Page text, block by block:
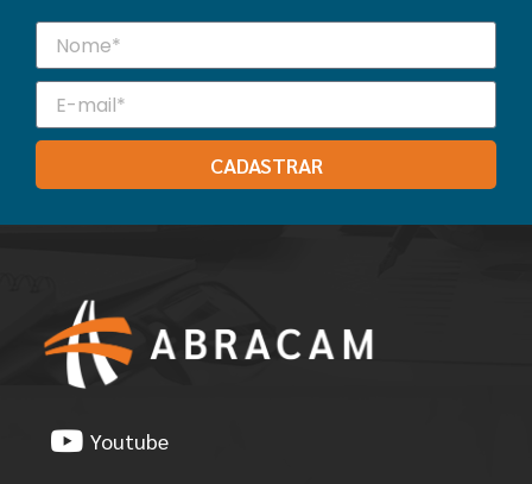
CADASTRAR
Youtube